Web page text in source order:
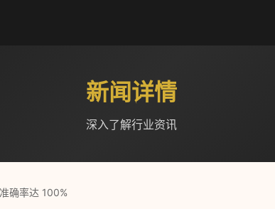
新闻详情
深入了解行业资讯
确率达 100%